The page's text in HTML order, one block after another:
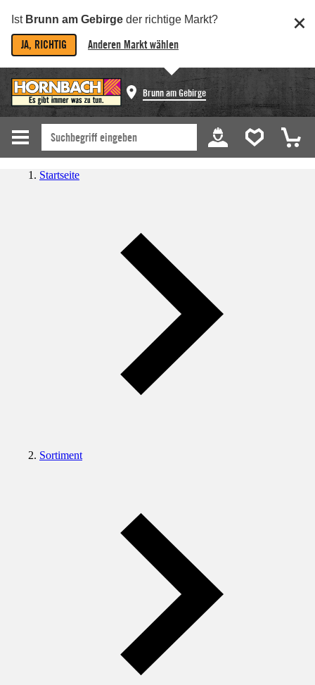
Ist Brunn am Gebirge der richtige Markt?
JA, RICHTIG Anderen Markt wählen
Brunn am Gebirge
Startseite
Sortiment